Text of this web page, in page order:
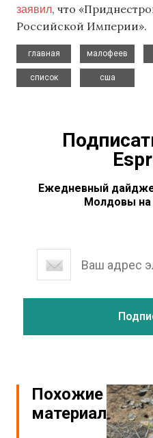
заявил, что
Российской Империи».
главная
малофеев
список
сша
Ежедневный
Молдовы на
Похожие
материалы